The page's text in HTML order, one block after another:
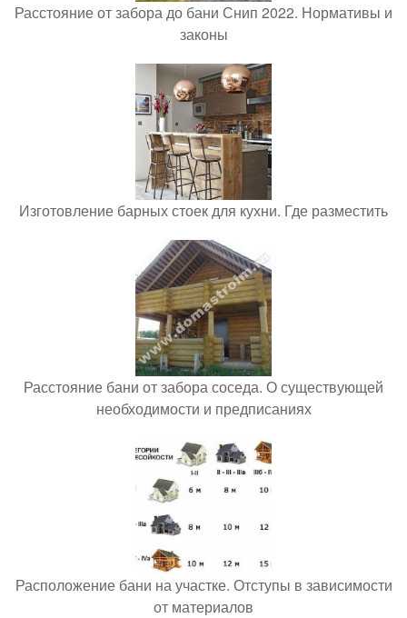
Расстояние от забора до бани Снип 2022. Нормативы и
законы
Изготовление барных стоек для кухни. Где разместить
Расстояние бани от забора соседа. О существующей
необходимости и предписаниях
Расположение бани на участке. Отступы в зависимости
от материалов